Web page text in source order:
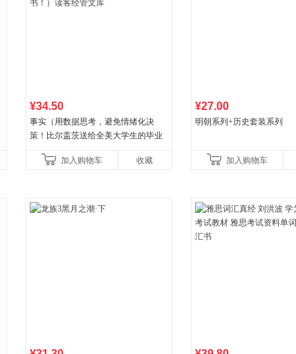
¥34.50
事实（用数据思考，避免情绪化决
策！比尔盖茨送给全美大学生的毕业
书！）读客经管文库
加入购物车 收藏
¥27.00
明朝系列+历史套装系列
加入购物车